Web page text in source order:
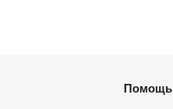
Помощь